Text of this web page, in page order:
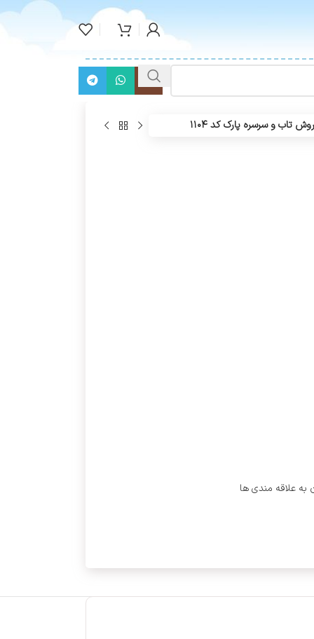
تاب و سرسره پارک کد ۱۱۰۴
به علاقه مندی ها